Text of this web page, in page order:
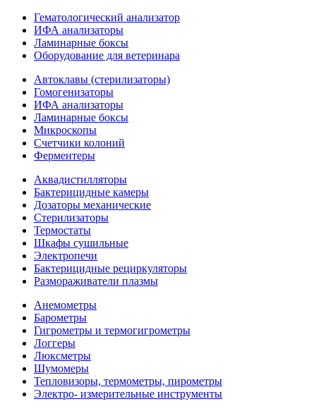
Гематологический анализатор
ИФА анализаторы
Ламинарные боксы
Оборудование для ветеринара
Автоклавы (стерилизаторы)
Гомогенизаторы
ИФА анализаторы
Ламинарные боксы
Микроскопы
Счетчики колоний
Ферментеры
Аквадистилляторы
Бактерицидные камеры
Дозаторы механические
Стерилизаторы
Термостаты
Шкафы сушильные
Электропечи
Бактерицидные рециркуляторы
Размораживатели плазмы
Анемометры
Барометры
Гигрометры и термогигрометры
Логгеры
Люксметры
Шумомеры
Тепловизоры, термометры, пирометры
Электро- измерительные инструменты